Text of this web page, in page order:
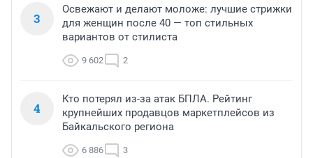
3
Освежают и делают моложе: лучшие стрижки
для женщин после 40 — топ стильных
вариантов от стилиста
9 602 2
4
Кто потерял из-за атак БПЛА. Рейтинг
крупнейших продавцов маркетплейсов из
Байкальского региона
6 886 3